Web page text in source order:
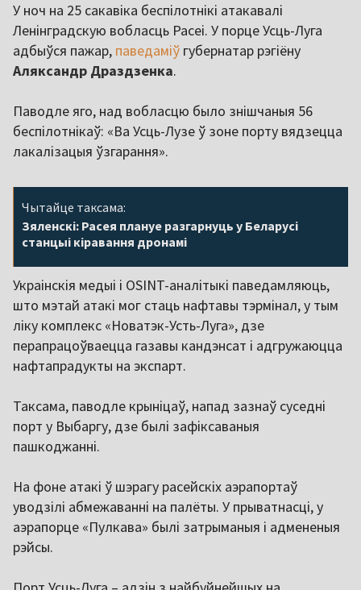
У ноч на 25 сакавіка беспілотнікі атакавалі
Ленінградскую вобласць Расеі. У порце Усць-Луга
адбыўся пажар, паведаміў губернатар рэгіёну
Аляксандр Драздзенка.
Паводле яго, над вобласцю было знішчаныя 56
беспілотнікаў: «Ва Усць-Лузе ў зоне порту вядзецца
лакалізацыя ўзгарання».
Чытайце таксама:
Зяленскі: Расея плануе разгарнуць у Беларусі
станцыі кіравання дронамі
Украінскія медыі і OSINT-аналітыкі паведамляюць,
што мэтай атакі мог стаць нафтавы тэрмінал, у тым
ліку комплекс «Новатэк-Усть-Луга», дзе
перапрацоўваецца газавы кандэнсат і адгружаюцца
нафтапрадукты на экспарт.
Таксама, паводле крыніцаў, напад зазнаў суседні
порт у Выбаргу, дзе былі зафіксаваныя
пашкоджанні.
На фоне атакі ў шэрагу расейскіх аэрапортаў
уводзілі абмежаванні на палёты. У прыватнасці, у
аэрапорце «Пулкава» былі затрыманыя і адмененыя
рэйсы.